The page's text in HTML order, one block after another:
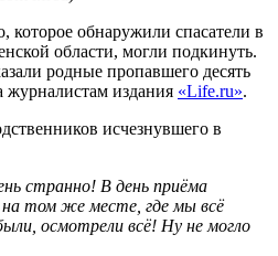
которое обнаружили спасатели в
области, могли подкинуть.
родные пропавшего десять
журналистам издания «Life.ru».
исчезнувшего в
странно! В день приёма
том же месте, где мы всё
осмотрели всё! Ну не могло